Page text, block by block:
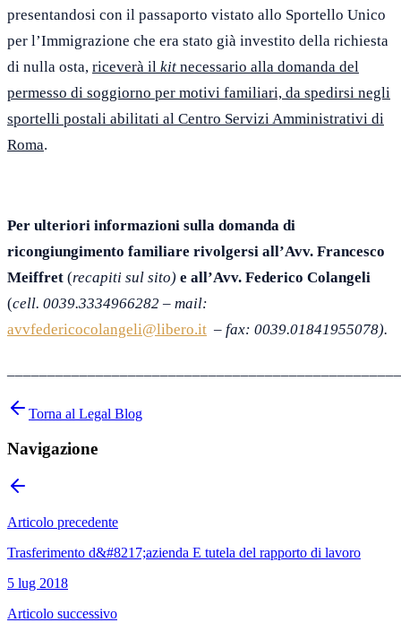
presentandosi con il passaporto vistato allo Sportello Unico
per l’Immigrazione che era stato già investito della richiesta
di nulla osta, riceverà il kit necessario alla domanda del
permesso di soggiorno per motivi familiari, da spedirsi negli
sportelli postali abilitati al Centro Servizi Amministrativi di
Roma.
Per ulteriori informazioni sulla domanda di
ricongiungimento familiare rivolgersi all’Avv. Francesco
Meiffret (recapiti sul sito) e all’Avv. Federico Colangeli
(cell. 0039.3334966282 – mail:
avvfedericocolangeli@libero.it – fax: 0039.01841955078).
Torna al Legal Blog
Navigazione
Articolo precedente
Trasferimento d&#8217;azienda E tutela del rapporto di lavoro
5 lug 2018
Articolo successivo